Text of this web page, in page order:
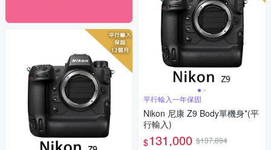
平行輸入一年保固
Nikon 尼康 Z9 Body單機身*(平
行輸入)
$131,000 $137,894